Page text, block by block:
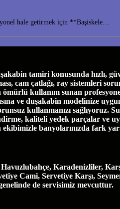
hale getirmek için **Başiskele…
tamiri konusunda hızlı,
cam çatlağı, ray sistemleri
ömürlü kullanım sunan
ve duşakabin modelinize
kullanmanızı sağlıyoruz. Su
kaliteli yedek parçalar ve
banyolarınızda fark
Karadenizliler,
Cami, Servetiye Karşı,
de servisimiz mevcuttur.